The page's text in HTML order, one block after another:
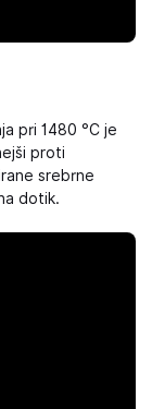
pri 1480 °C je
proti
srebrne
dotik.